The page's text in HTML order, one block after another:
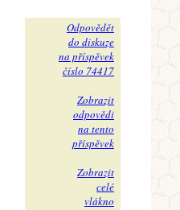
Odpovědět
do diskuze
na příspěvek
číslo 74417
Zobrazit
odpovědi
na tento
příspěvek
Zobrazit
celé
vlákno